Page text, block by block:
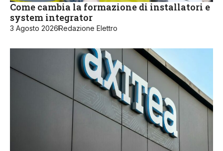
Come cambia la formazione di installatori e
system integrator
3 Agosto 2026Redazione Elettro